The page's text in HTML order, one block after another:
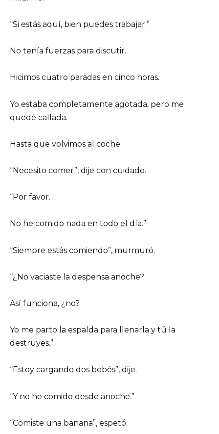
“Si estás aquí, bien puedes trabajar.”
No tenía fuerzas para discutir.
Hicimos cuatro paradas en cinco horas.
Yo estaba completamente agotada, pero me
quedé callada.
Hasta que volvimos al coche.
“Necesito comer”, dije con cuidado.
“Por favor.
No he comido nada en todo el día.”
“Siempre estás comiendo”, murmuró.
“¿No vaciaste la despensa anoche?
Así funciona, ¿no?
Yo me parto la espalda para llenarla y tú la
destruyes.”
“Estoy cargando dos bebés”, dije.
“Y no he comido desde anoche.”
“Comiste una banana”, espetó.